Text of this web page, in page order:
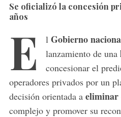
Se oficializó la concesión
años
E l Gobierno
lanzamiento de una
concesionar el
operadores privados por un
decisión orientada a eliminar
complejo y promover su